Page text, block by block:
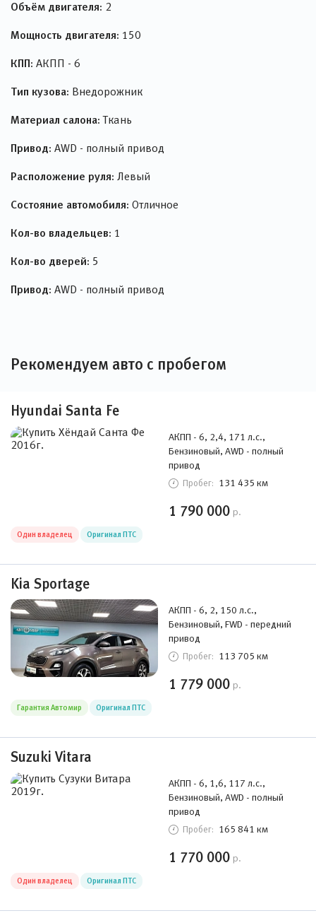
Объём двигателя: 2
Мощность двигателя: 150
КПП: АКПП - 6
Тип кузова: Внедорожник
Материал салона: Ткань
Привод: AWD - полный привод
Расположение руля: Левый
Состояние автомобиля: Отличное
Кол-во владельцев: 1
Кол-во дверей: 5
Привод: AWD - полный привод
Рекомендуем авто с пробегом
Hyundai Santa Fe
АКПП - 6, 2,4, 171 л.с.,
Бензиновый, AWD - полный
привод
Пробег: 131 435 км
1 790 000 р.
Один владелец Оригинал ПТС
Kia Sportage
АКПП - 6, 2, 150 л.с.,
Бензиновый, FWD - передний
привод
Пробег: 113 705 км
1 779 000 р.
Гарантия Автомир Оригинал ПТС
Suzuki Vitara
АКПП - 6, 1,6, 117 л.с.,
Бензиновый, AWD - полный
привод
Пробег: 165 841 км
1 770 000 р.
Один владелец Оригинал ПТС